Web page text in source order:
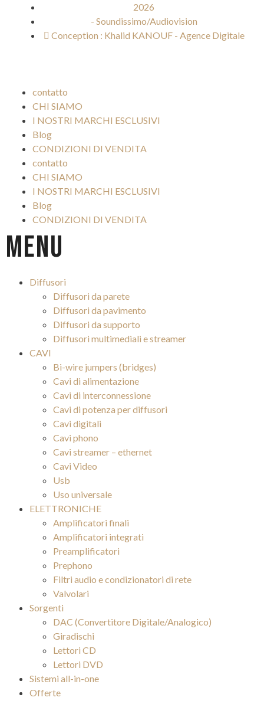
2026
- Soundissimo/Audiovision
Conception : Khalid KANOUF - Agence Digitale
contatto
CHI SIAMO
I NOSTRI MARCHI ESCLUSIVI
Blog
CONDIZIONI DI VENDITA
contatto
CHI SIAMO
I NOSTRI MARCHI ESCLUSIVI
Blog
CONDIZIONI DI VENDITA
Menu
Diffusori
Diffusori da parete
Diffusori da pavimento
Diffusori da supporto
Diffusori multimediali e streamer
CAVI
Bi-wire jumpers (bridges)
Cavi di alimentazione
Cavi di interconnessione
Cavi di potenza per diffusori
Cavi digitali
Cavi phono
Cavi streamer – ethernet
Cavi Video
Usb
Uso universale
ELETTRONICHE
Amplificatori finali
Amplificatori integrati
Preamplificatori
Prephono
Filtri audio e condizionatori di rete
Valvolari
Sorgenti
DAC (Convertitore Digitale/Analogico)
Giradischi
Lettori CD
Lettori DVD
Sistemi all-in-one
Offerte